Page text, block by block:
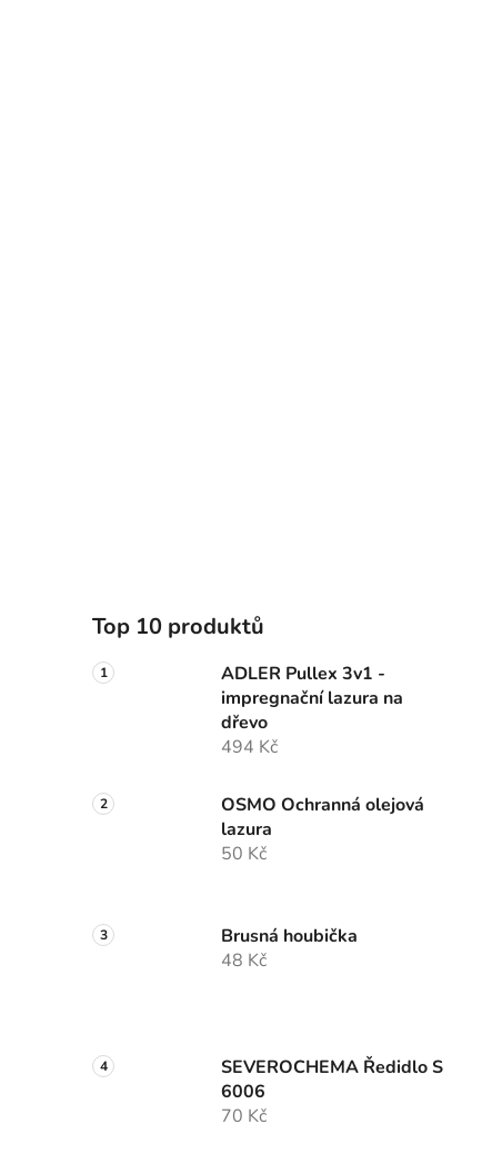
Top 10 produktů
ADLER Pullex 3v1 -
impregnační lazura na
dřevo
494 Kč
OSMO Ochranná olejová
lazura
50 Kč
Brusná houbička
48 Kč
SEVEROCHEMA Ředidlo S
6006
70 Kč